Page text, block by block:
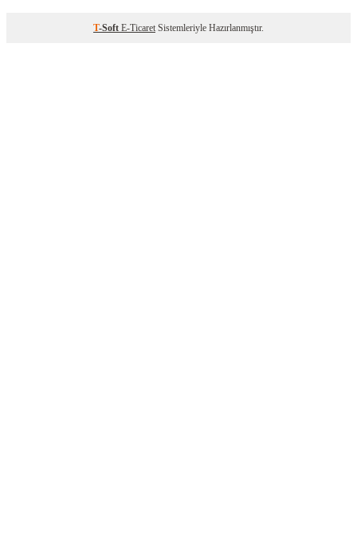
T-Soft E-Ticaret Sistemleriyle Hazırlanmıştır.